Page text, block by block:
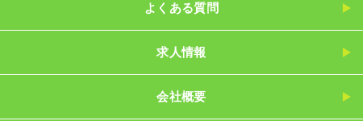
よくある質問
求人情報
会社概要